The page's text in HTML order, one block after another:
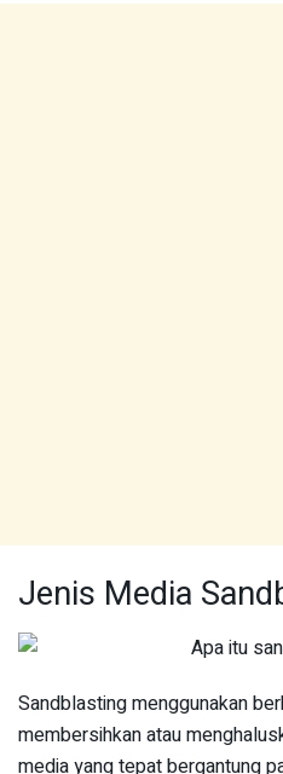
Jenis Media
Sandblasting menggunakan
membersihkan atau
media yang tepat bergantung